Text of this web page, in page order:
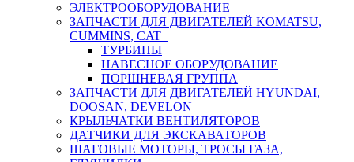
ЭЛЕКТРООБОРУДОВАНИЕ
ЗАПЧАСТИ ДЛЯ ДВИГАТЕЛЕЙ KOMATSU,
CUMMINS, CAT
ТУРБИНЫ
НАВЕСНОЕ ОБОРУДОВАНИЕ
ПОРШНЕВАЯ ГРУППА
ЗАПЧАСТИ ДЛЯ ДВИГАТЕЛЕЙ HYUNDAI,
DOOSAN, DEVELON
КРЫЛЬЧАТКИ ВЕНТИЛЯТОРОВ
ДАТЧИКИ ДЛЯ ЭКСКАВАТОРОВ
ШАГОВЫЕ МОТОРЫ, ТРОСЫ ГАЗА,